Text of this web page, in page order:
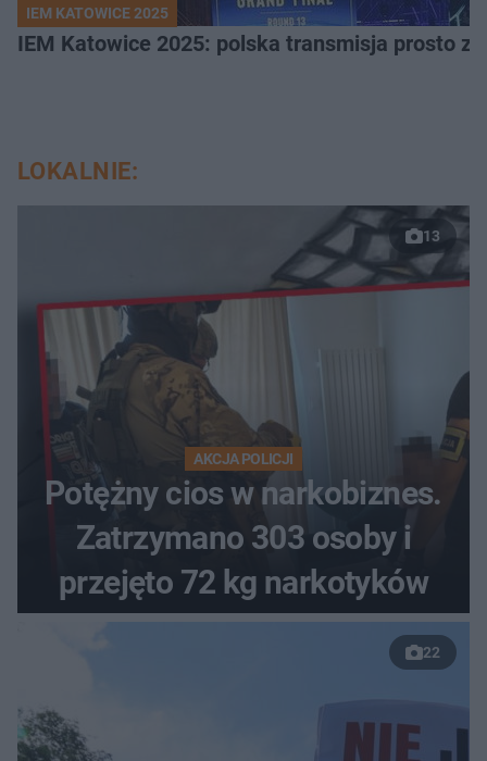
IEM KATOWICE 2025
IEM Katowice 2025: polska transmisja prosto
LOKALNIE:
13
AKCJA POLICJI
Potężny cios w narkobiznes.
Zatrzymano 303 osoby i
przejęto 72 kg narkotyków
22